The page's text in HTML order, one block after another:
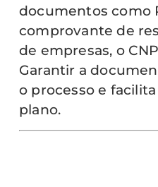
documentos como
comprovante de
de empresas, o
Garantir a
o processo e
plano.